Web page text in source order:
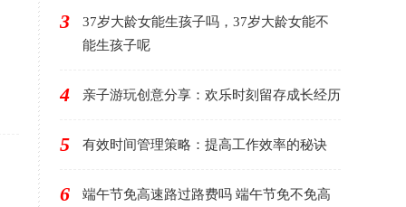
3
37岁大龄女能生孩子吗，37岁大龄女能不
能生孩子呢
4 亲子游玩创意分享：欢乐时刻留存成长经历
5 有效时间管理策略：提高工作效率的秘诀
6
端午节免高速路过路费吗 端午节免不免高